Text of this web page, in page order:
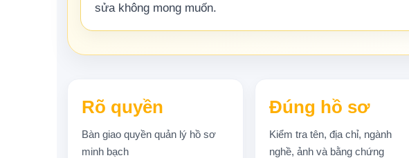
sửa không mong muốn.
Rõ quyền
Bàn giao quyền quản lý hồ sơ
minh bạch
Đúng hồ sơ
Kiểm tra tên, địa chỉ, ngành
nghề, ảnh và bằng chứng